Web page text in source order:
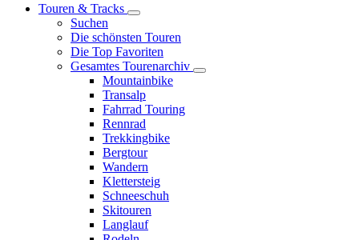
Touren & Tracks
Suchen
Die schönsten Touren
Die Top Favoriten
Gesamtes Tourenarchiv
Mountainbike
Transalp
Fahrrad Touring
Rennrad
Trekkingbike
Bergtour
Wandern
Klettersteig
Schneeschuh
Skitouren
Langlauf